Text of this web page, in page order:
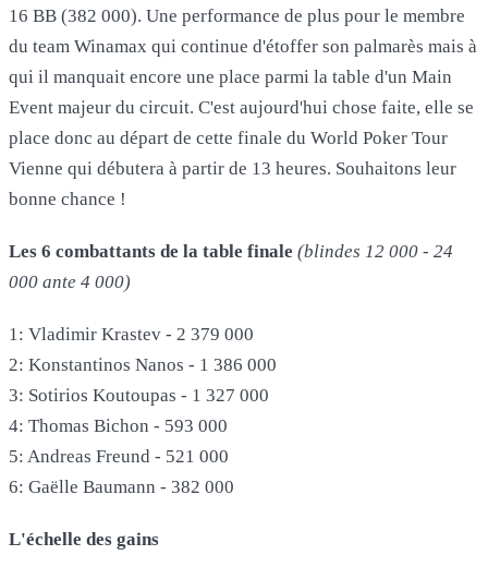
16 BB (382 000). Une performance de plus pour le membre
du team Winamax qui continue d'étoffer son palmarès mais à
qui il manquait encore une place parmi la table d'un Main
Event majeur du circuit. C'est aujourd'hui chose faite, elle se
place donc au départ de cette finale du World Poker Tour
Vienne qui débutera à partir de 13 heures. Souhaitons leur
bonne chance !
Les 6 combattants de la table finale (blindes 12 000 - 24
000 ante 4 000)
1: Vladimir Krastev - 2 379 000
2: Konstantinos Nanos - 1 386 000
3: Sotirios Koutoupas - 1 327 000
4: Thomas Bichon - 593 000
5: Andreas Freund - 521 000
6: Gaëlle Baumann - 382 000
L'échelle des gains